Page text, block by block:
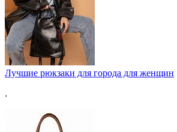
Лучшие рюкзаки для города для женщин
.